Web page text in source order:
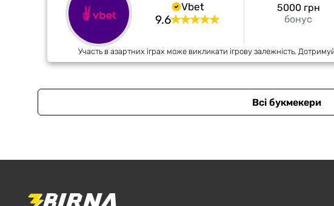
Vbet
9.6 бонус
5000 грн
Участь в азартних іграх може викликати ігрову залежність.
Всі букмекери